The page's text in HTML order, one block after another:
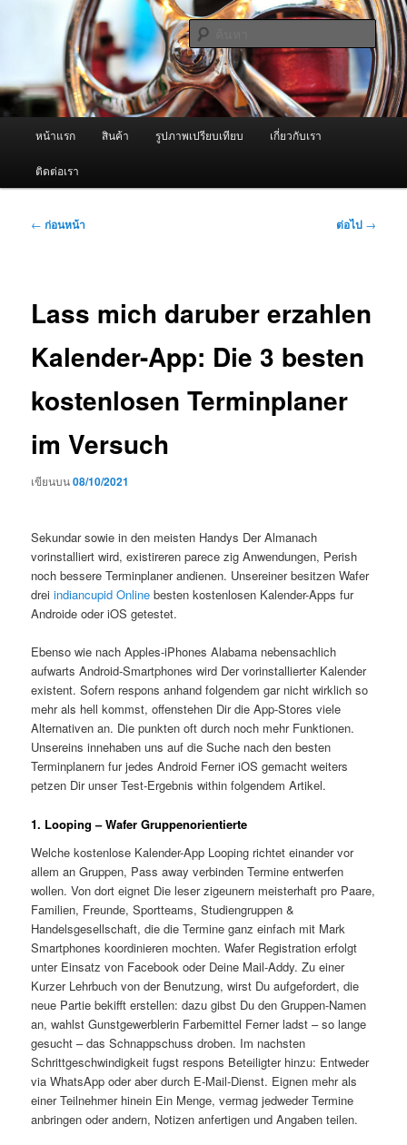
หลัก ผู้นำเข้าเครื่องพ่นหมอกควัน Best
Fogger / Fogger One และ อะไหล่
จำหน่ายเครื่องพ่นหมอกควัน คุณภาพดี บริการด้วยความจริงใจ
ค้นหา
หน้าแรก สินค้า รูปภาพเปรียบเทียบ เกี่ยวกับเรา
ติดต่อเรา
เมนู
← ก่อนหน้า ต่อไป →
Lass mich daruber erzahlen
Kalender-App: Die 3 besten
kostenlosen Terminplaner
im Versuch
เขียนบน08/10/2021
Sekundar sowie in den meisten Handys Der Almanach
vorinstalliert wird, existireren parece zig Anwendungen, Perish
noch bessere Terminplaner andienen. Unsereiner besitzen Wafer
dreiindiancupid Online besten kostenlosen Kalender-Apps fur
Androide oder iOS getestet.
Ebenso wie nach Apples-iPhones Alabama nebensachlich
aufwarts Android-Smartphones wird Der vorinstallierter Kalender
existent. Sofern respons anhand folgendem gar nicht wirklich so
mehr als hell kommst, offenstehen Dir die App-Stores viele
Alternativen an. Die punkten oft durch noch mehr Funktionen.
Unsereins innehaben uns auf die Suche nach den besten
Terminplanern fur jedes Android Ferner iOS gemacht weiters
petzen Dir unser Test-Ergebnis within folgendem Artikel.
1. Looping – Wafer Gruppenorientierte
Welche kostenlose Kalender-App Looping richtet einander vor
allem an Gruppen, Pass away verbinden Termine entwerfen
wollen. Von dort eignet Die leser zigeunern meisterhaft pro Paare,
Familien, Freunde, Sportteams, Studiengruppen &
Handelsgesellschaft, die die Termine ganz einfach mit Mark
Smartphones koordinieren mochten. Wafer Registration erfolgt
unter Einsatz von Facebook oder Deine Mail-Addy. Zu einer
Kurzer Lehrbuch von der Benutzung, wirst Du aufgefordert, die
neue Partie bekifft erstellen: dazu gibst Du den Gruppen-Namen
an, wahlst Gunstgewerblerin Farbemittel Ferner ladst – so lange
gesucht – das Schnappschuss droben. Im nachsten
Schrittgeschwindigkeit fugst respons Beteiligter hinzu: Entweder
via WhatsApp oder aber durch E-Mail-Dienst. Eignen mehr als
einer Teilnehmer hinein Ein Menge, vermag jedweder Termine
anbringen oder andern, Notizen anfertigen und Angaben teilen.